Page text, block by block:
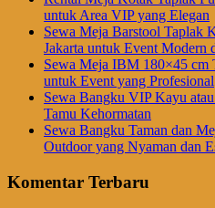
untuk Area VIP yang Elegan
Sewa Meja Barstool Taplak
Jakarta untuk Event Modern
Sewa Meja IBM 180×45 cm
untuk Event yang Profesional
Sewa Bangku VIP Kayu
Tamu Kehormatan
Sewa Bangku Taman dan
Outdoor yang Nyaman dan
Komentar Terbaru